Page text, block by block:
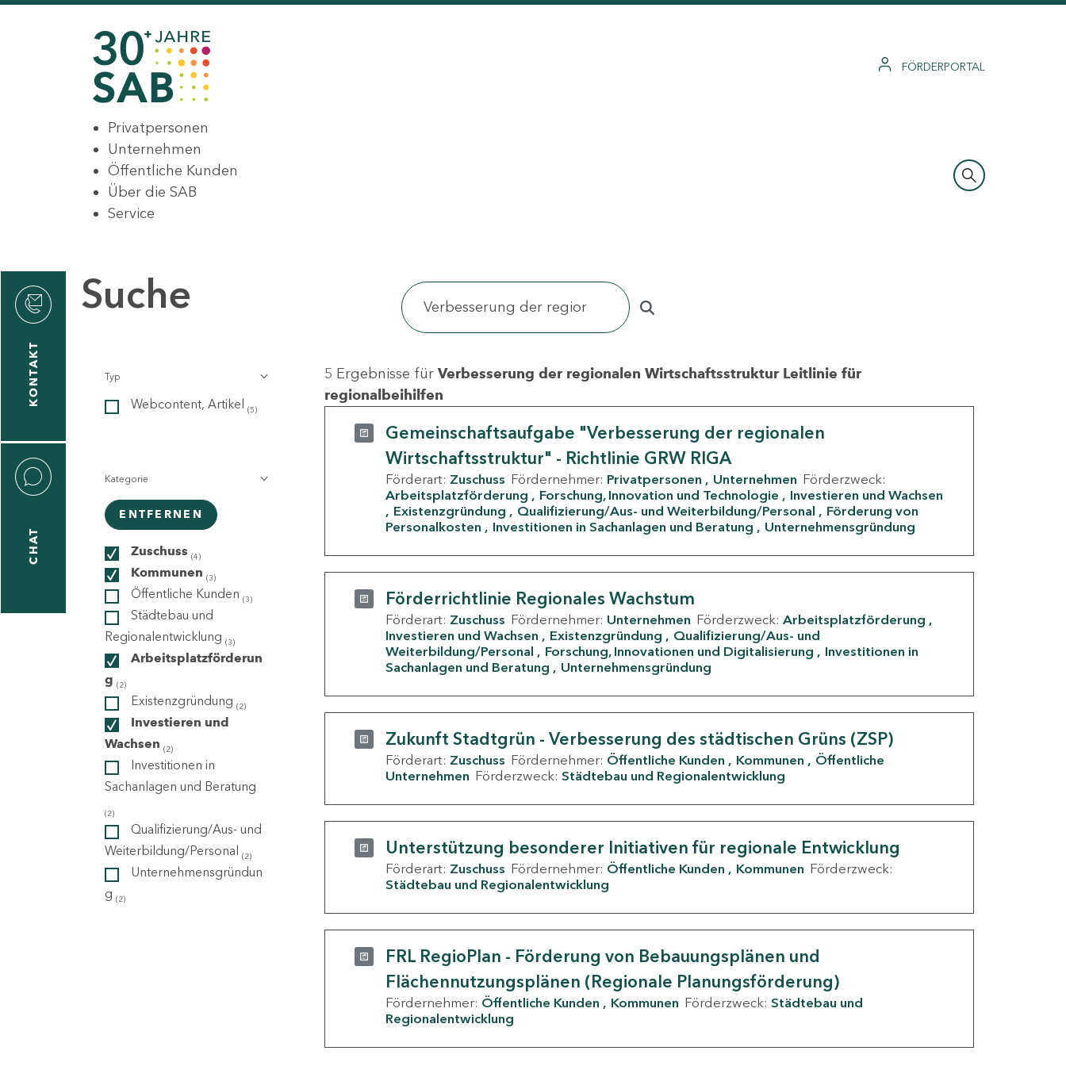
FÖRDERPORTAL
Privatpersonen
Unternehmen
Öffentliche Kunden
Über die SAB
Service
KONTAKT
CHAT
Suche
Typ
Webcontent, Artikel (5)
Kategorie
ENTFERNEN
Zuschuss (4)
Kommunen (3)
Öffentliche Kunden (3)
Städtebau und
Regionalentwicklung (3)
Arbeitsplatzförderun
g (2)
Existenzgründung (2)
Investieren und
Wachsen (2)
Investitionen in
Sachanlagen und Beratung
(2)
Qualifizierung/Aus- und
Weiterbildung/Personal (2)
Unternehmensgründun
g (2)
5 Ergebnisse für Verbesserung der regionalen Wirtschaftsstruktur Leitlinie für
regionalbeihilfen
Gemeinschaftsaufgabe "Verbesserung der regionalen
Wirtschaftsstruktur" - Richtlinie GRW RIGA
Förderart: Zuschuss Fördernehmer: Privatpersonen Unternehmen Förderzweck:
Arbeitsplatzförderung
Forschung, Innovation und Technologie
Investieren und Wachsen
Existenzgründung
Qualifizierung/Aus- und Weiterbildung/Personal
Förderung von
Personalkosten
Investitionen in Sachanlagen und Beratung Unternehmensgründung
Förderrichtlinie Regionales Wachstum
Förderart: Zuschuss Fördernehmer: Unternehmen Förderzweck: Arbeitsplatzförderung
Investieren und Wachsen
Existenzgründung
Qualifizierung/Aus- und
Weiterbildung/Personal
Forschung, Innovationen und Digitalisierung
Investitionen in
Sachanlagen und Beratung
Unternehmensgründung
Zukunft Stadtgrün - Verbesserung des städtischen Grüns (ZSP)
Förderart: Zuschuss Fördernehmer: Öffentliche Kunden Kommunen
Öffentliche
Unternehmen Förderzweck: Städtebau und Regionalentwicklung
Unterstützung besonderer Initiativen für regionale Entwicklung
Förderart: Zuschuss Fördernehmer: Öffentliche Kunden Kommunen Förderzweck:
Städtebau und Regionalentwicklung
FRL RegioPlan - Förderung von Bebauungsplänen und
Flächennutzungsplänen (Regionale Planungsförderung)
Fördernehmer: Öffentliche Kunden Kommunen Förderzweck: Städtebau und
Regionalentwicklung